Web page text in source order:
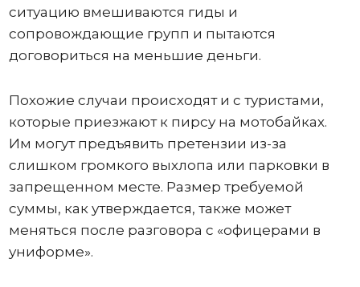
ситуацию вмешиваются гиды и
сопровождающие групп и пытаются
договориться на меньшие деньги.
Похожие случаи происходят и с туристами,
которые приезжают к пирсу на мотобайках.
Им могут предъявить претензии из-за
слишком громкого выхлопа или парковки в
запрещенном месте. Размер требуемой
суммы, как утверждается, также может
меняться после разговора с «офицерами в
униформе».